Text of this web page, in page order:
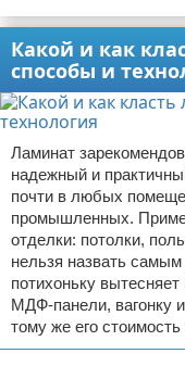
Какой и как
способы и
Ламинат
надежный и
почти в любых
промышленных.
отделки: потолки,
нельзя назвать
потихоньку
МДФ-панели, вагонку
тому же его